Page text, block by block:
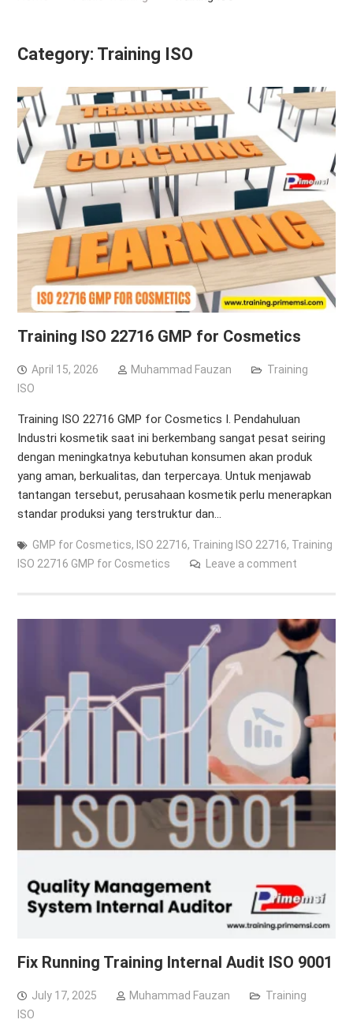
Category: Training ISO
Training ISO 22716 GMP for Cosmetics
April 15, 2026 Muhammad Fauzan
Training
ISO
Training ISO 22716 GMP for Cosmetics I. Pendahuluan
Industri kosmetik saat ini berkembang sangat pesat seiring
dengan meningkatnya kebutuhan konsumen akan produk
yang aman, berkualitas, dan terpercaya. Untuk menjawab
tantangan tersebut, perusahaan kosmetik perlu menerapkan
standar produksi yang terstruktur dan…
GMP for Cosmetics, ISO 22716, Training ISO 22716, Training
ISO 22716 GMP for Cosmetics
Leave a comment
Fix Running Training Internal Audit ISO 9001
July 17, 2025 Muhammad Fauzan
Training
ISO